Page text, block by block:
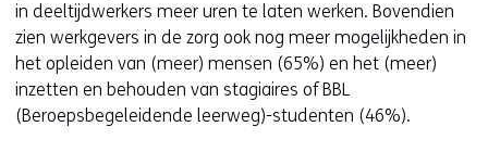
in deeltijdwerkers meer uren te laten werken. Bovendien
zien werkgevers in de zorg ook nog meer mogelijkheden in
het opleiden van (meer) mensen (65%) en het (meer)
inzetten en behouden van stagiaires of BBL
(Beroepsbegeleidende leerweg)-studenten (46%).